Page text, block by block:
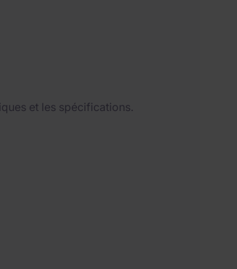
et les spécifications.